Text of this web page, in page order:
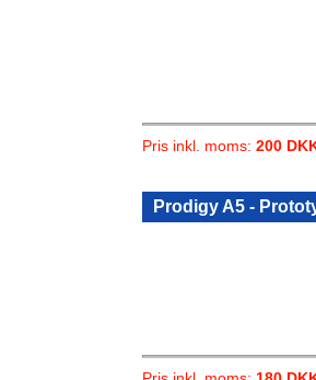
Pris inkl. moms: 200
Prodigy A5 -